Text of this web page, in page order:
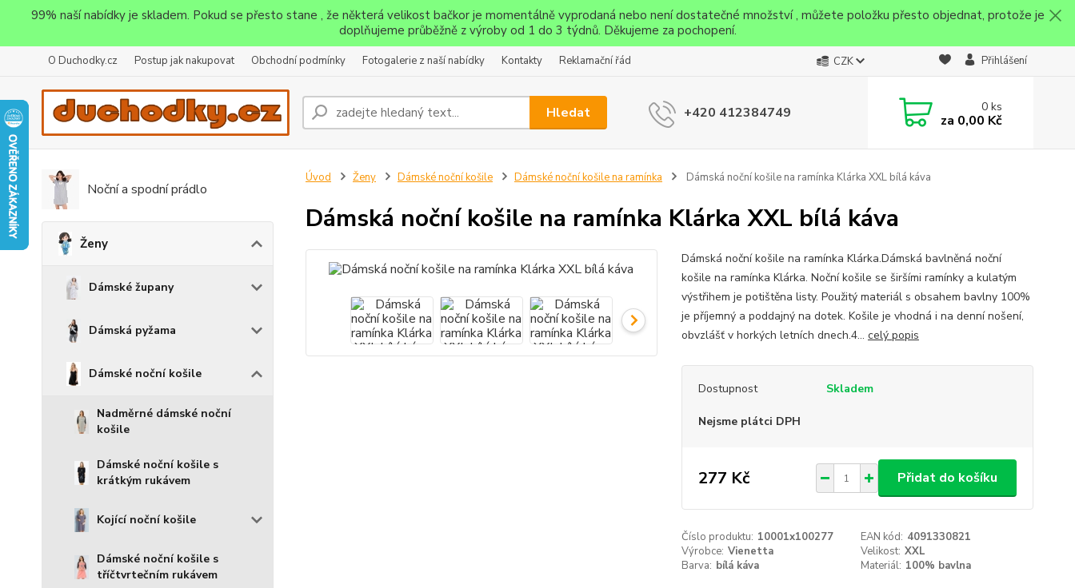
99% naší nabídky je skladem. Pokud se přesto stane , že některá velikost bačkor je momentálně vyprodaná nebo není dostatečné množství , můžete položku přesto objednat, protože je
doplňujeme průběžně z výroby od 1 do 3 týdnů. Děkujeme za pochopení.
O Duchodky.cz Postup jak nakupovat Obchodní podmínky Fotogalerie z naší nabídky Kontakty Reklamační řád CZK Přihlášení
Hledat +420 412384749 0ks
za 0,00 Kč
Noční a spodní prádlo
Ženy
Dámské župany
Dámská pyžama
Dámské noční košile
Nadměrné dámské noční
košile
Dámské noční košile s
krátkým rukávem
Kojící noční košile
Dámské noční košile s
tříčtvrtečním rukávem
Úvod Ženy Dámské noční košile Dámské noční košile na ramínka Dámská noční košile na ramínka Klárka XXL bílá káva
Dámská noční košile na ramínka Klárka XXL bílá káva
Dámská noční košile na ramínka Klárka.Dámská bavlněná noční
košile na ramínka Klárka. Noční košile se širšími ramínky a kulatým
výstřihem je potištěna listy. Použitý materiál s obsahem bavlny 100%
je příjemný a poddajný na dotek. Košile je vhodná i na denní nošení,
obvzlášť v horkých letních dnech.4... celý popis
Dostupnost Skladem
Nejsme plátci DPH
277 Kč Přidat do košíku
Číslo produktu: 10001x100277 EAN kód: 4091330821
Výrobce: Vienetta Velikost: XXL
Barva: bílá káva Materiál: 100% bavlna